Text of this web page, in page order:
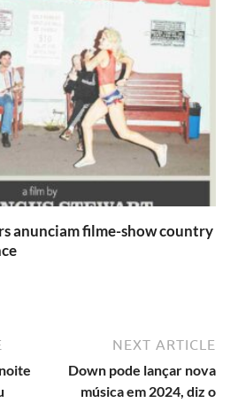
anunciam filme-show country
NEXT ARTICLE
Down pode lançar nova
música em 2024, diz o